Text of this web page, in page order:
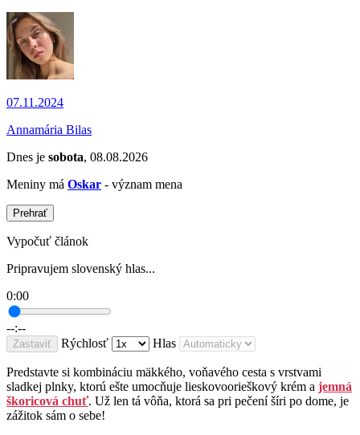
07.11.2024
Annamária Bilas
Dnes je sobota, 08.08.2026
Meniny má Oskar - význam mena
Prehrať
Vypočuť článok
Pripravujem slovenský hlas...
0:00
--:--
Zastaviť Rýchlosť Hlas
Predstavte si kombináciu mäkkého, voňavého cesta s vrstvami
sladkej plnky, ktorú ešte umocňuje lieskovoorieškový krém a jemná
škoricová chuť. Už len tá vôňa, ktorá sa pri pečení šíri po dome, je
zážitok sám o sebe!